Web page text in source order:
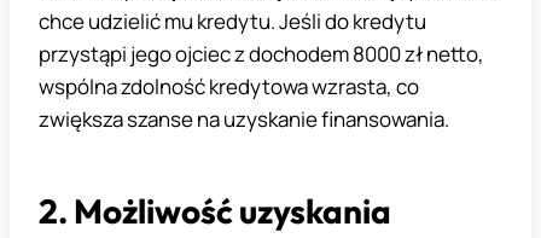
chce udzielić mu kredytu. Jeśli do kredytu
przystąpi jego ojciec z dochodem 8000 zł netto,
wspólna zdolność kredytowa wzrasta, co
zwiększa szanse na uzyskanie finansowania.
2. Możliwość uzyskania